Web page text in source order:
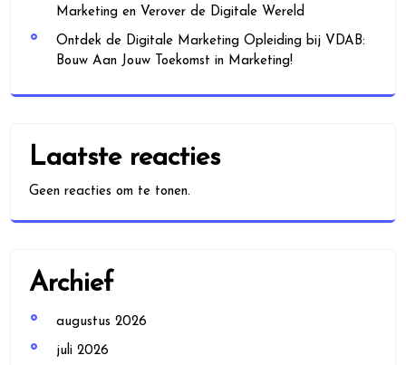
Marketing en Verover de Digitale Wereld
Ontdek de Digitale Marketing Opleiding bij VDAB:
Bouw Aan Jouw Toekomst in Marketing!
Laatste reacties
Geen reacties om te tonen.
Archief
augustus 2026
juli 2026